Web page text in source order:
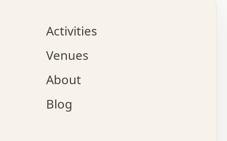
.   .   .   .   .   .   .   .   x   .   .   .   .
o   .   .   .   .   .   .   .   .   x   .   .   .
.   .   .   :   .   .   .   x   .   .   .   :   .
.   .   .   +   .   .   .   .   .   .   .   .   x
.   .   x   .   .   .   .   .   .   :   .   .   .
.   .   .   .   .   +   .   .   .   .   x   .   .
.   .   .   .   x   .   .   o   .   .   .   .   .
.   .   .   .   .   .   .   .   .   .   .   .   .
x   .   .   .   .   .   +   .   .   x   .   .   .
.   .   .   .   +   o   .   .   .   .   .   x   .
Activities
Venues
About
Blog